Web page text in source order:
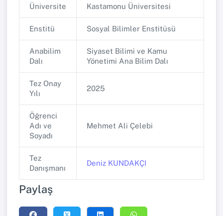
Üniversite Kastamonu Üniversitesi
Enstitü Sosyal Bilimler Enstitüsü
Anabilim
Dalı
Siyaset Bilimi ve Kamu
Yönetimi Ana Bilim Dalı
Tez Onay
Yılı
2025
Öğrenci
Adı ve
Soyadı
Mehmet Ali Çelebi
Tez
Danışmanı
Deniz KUNDAKÇI
Paylaş